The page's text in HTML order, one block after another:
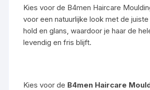
Kies voor de B4men Haircare
voor een natuurlijke look met de juiste
hold en glans, waardoor je haar de
levendig en fris blijft.
Kies voor de B4men Haircare